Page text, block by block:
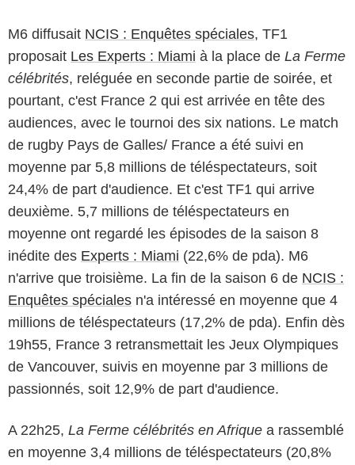
M6 diffusait NCIS : Enquêtes spéciales, TF1
proposait Les Experts : Miami à la place de La Ferme
célébrités, reléguée en seconde partie de soirée, et
pourtant, c'est France 2 qui est arrivée en tête des
audiences, avec le tournoi des six nations. Le match
de rugby Pays de Galles/ France a été suivi en
moyenne par 5,8 millions de téléspectateurs, soit
24,4% de part d'audience. Et c'est TF1 qui arrive
deuxième. 5,7 millions de téléspectateurs en
moyenne ont regardé les épisodes de la saison 8
inédite des Experts : Miami (22,6% de pda). M6
n'arrive que troisième. La fin de la saison 6 de NCIS :
Enquêtes spéciales n'a intéressé en moyenne que 4
millions de téléspectateurs (17,2% de pda). Enfin dès
19h55, France 3 retransmettait les Jeux Olympiques
de Vancouver, suivis en moyenne par 3 millions de
passionnés, soit 12,9% de part d'audience.
A 22h25, La Ferme célébrités en Afrique a rassemblé
en moyenne 3,4 millions de téléspectateurs (20,8%